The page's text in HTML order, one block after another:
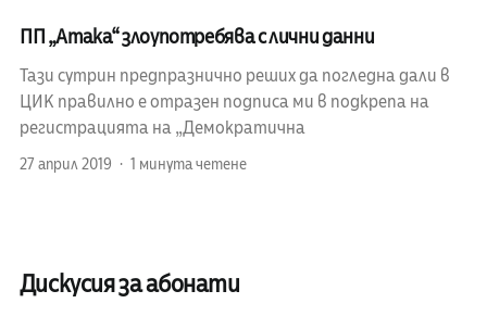
ПП „Атака“ злоупотребява с лични данни
Тази сутрин предпразнично реших да погледна дали в
ЦИК правилно е отразен подписа ми в подкрепа на
регистрацията на „Демократична
27 април 2019 1 минута четене
Дискусия за абонати